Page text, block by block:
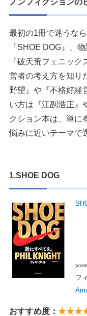
最初の1冊で迷うな
『SHOE DOG』、
『破天荒フェニッ
営者の考え方を知り
野望』や『不格好経
い方は『江副浩正』
クション本は、単に
悩みに近いテーマで
1.SHOE DOG
フ
おすすめ度：